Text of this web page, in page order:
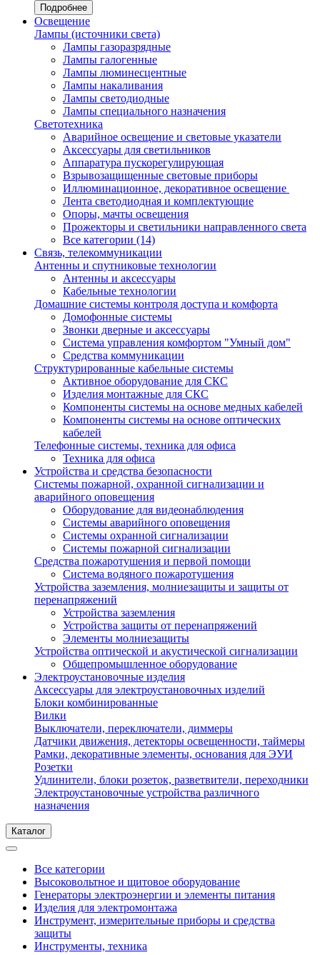
Подробнее
Освещение
Лампы (источники света)
Лампы газоразрядные
Лампы галогенные
Лампы люминесцентные
Лампы накаливания
Лампы светодиодные
Лампы специального назначения
Светотехника
Аварийное освещение и световые указатели
Аксессуары для светильников
Аппаратура пускорегулирующая
Взрывозащищенные световые приборы
Иллюминационное, декоративное освещение
Лента светодиодная и комплектующие
Опоры, мачты освещения
Прожекторы и светильники направленного света
Все категории (14)
Связь, телекоммуникации
Антенны и спутниковые технологии
Антенны и аксессуары
Кабельные технологии
Домашние системы контроля доступа и комфорта
Домофонные системы
Звонки дверные и аксессуары
Система управления комфортом "Умный дом"
Средства коммуникации
Структурированные кабельные системы
Активное оборудование для СКС
Изделия монтажные для СКС
Компоненты системы на основе медных кабелей
Компоненты системы на основе оптических
кабелей
Телефонные системы, техника для офиса
Техника для офиса
Устройства и средства безопасности
Системы пожарной, охранной сигнализации и
аварийного оповещения
Оборудование для видеонаблюдения
Системы аварийного оповещения
Системы охранной сигнализации
Системы пожарной сигнализации
Средства пожаротушения и первой помощи
Система водяного пожаротушения
Устройства заземления, молниезащиты и защиты от
перенапряжений
Устройства заземления
Устройства защиты от перенапряжений
Элементы молниезащиты
Устройства оптической и акустической сигнализации
Общепромышленное оборудование
Электроустановочные изделия
Аксессуары для электроустановочных изделий
Блоки комбинированные
Вилки
Выключатели, переключатели, диммеры
Датчики движения, детекторы освещенности, таймеры
Рамки, декоративные элементы, основания для ЭУИ
Розетки
Удлинители, блоки розеток, разветвители, переходники
Электроустановочные устройства различного
назначения
Каталог
Все категории
Высоковольтное и щитовое оборудование
Генераторы электроэнергии и элементы питания
Изделия для электромонтажа
Инструмент, измерительные приборы и средства
защиты
Инструменты, техника